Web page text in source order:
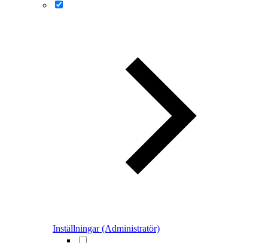
Inställningar (Administratör)